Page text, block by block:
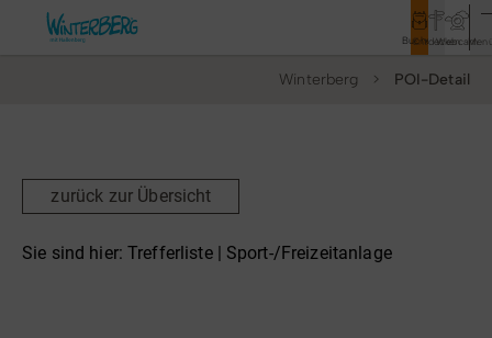
Buchen
Entdecken
Webcam
Rathaus
Vor Ort & Aktuelles
Winterberg POI-Detail
zurück zur Übersicht
Sie sind hier: Trefferliste | Sport-/Freizeitanlage